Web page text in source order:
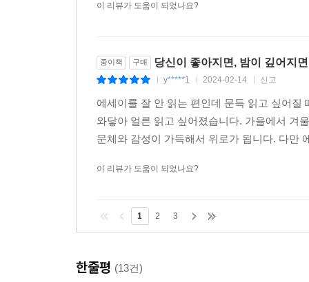
이 리뷰가 도움이 되었나요?
종이책 구매 당신이 좋아지면, 밤이 깊어지면
y*****1 2024-02-14 신고
에세이를 잘 안 읽는 편인데 문득 읽고 싶어
와닿아 얼른 읽고 싶어졌습니다. 가을에서 겨
문체와 감성이 가득해서 위로가 됩니다. 다만
이 리뷰가 도움이 되었나요?
1 2 3
한줄평 (13건)